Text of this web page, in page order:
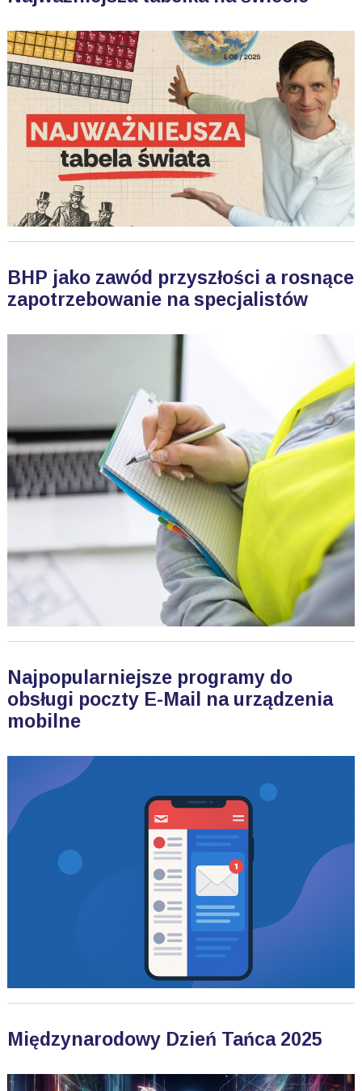
BHP jako zawód przyszłości a rosnące
zapotrzebowanie na specjalistów
Najpopularniejsze programy do
obsługi poczty E-Mail na urządzenia
mobilne
Międzynarodowy Dzień Tańca 2025